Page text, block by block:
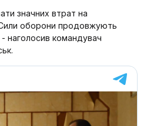
значних втрат на
оборони продовжують
командувач